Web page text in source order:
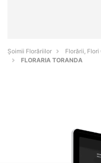
Șoimii Florăriilor
Florării,
FLORARIA TORANDA